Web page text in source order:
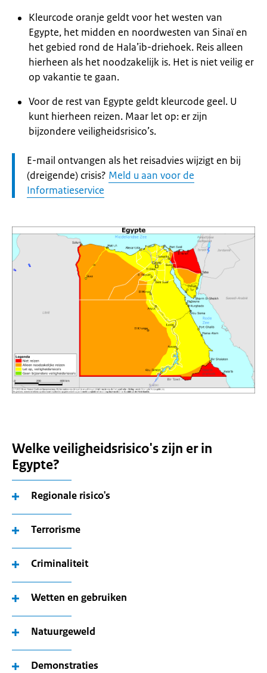
Kleurcode oranje geldt voor het westen van
Egypte, het midden en noordwesten van Sinaï en
het gebied rond de Hala’ib-driehoek. Reis alleen
hierheen als het noodzakelijk is. Het is niet veilig er
op vakantie te gaan.
Voor de rest van Egypte geldt kleurcode geel. U
kunt hierheen reizen. Maar let op: er zijn
bijzondere veiligheidsrisico’s.
Let
op:
E-mail ontvangen als het reisadvies wijzigt en bij
(dreigende) crisis? Meld u aan voor de
Informatieservice
Welke veiligheidsrisico's zijn er in
Egypte?
Regionale risico's
Terrorisme
Criminaliteit
Wetten en gebruiken
Natuurgeweld
Demonstraties